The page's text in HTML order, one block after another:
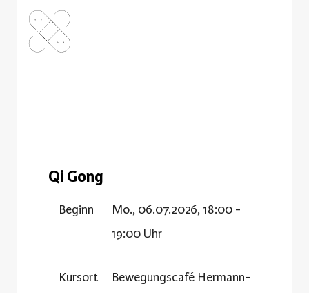
Qi Gong
Beginn
Mo., 06.07.2026, 18:00 -
19:00 Uhr
Kursort Bewegungscafé Hermann-